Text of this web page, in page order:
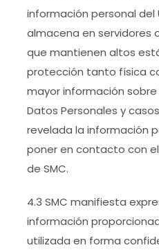
información personal del
almacena en servidores
que mantienen altos
protección tanto física
mayor información
Datos Personales y
revelada la información
poner en contacto con
de SMC.
4.3 SMC manifiesta
información
utilizada en forma